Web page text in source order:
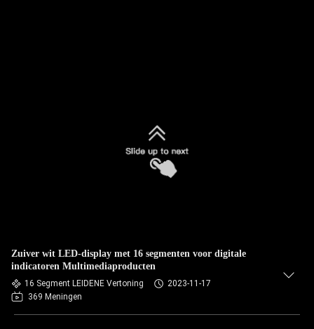
Zuiver wit LED-display met 16 segmenten voor digitale
indicatoren Multimediaproducten
16 Segment LEIDENE Vertoning
2023-11-17
369 Meningen